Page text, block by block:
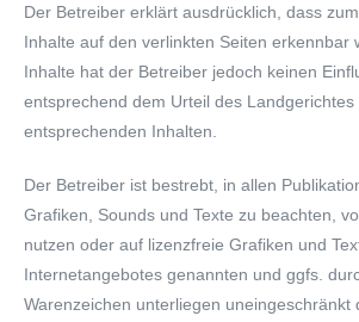
Der Betreiber erklärt ausdrücklich, dass
Inhalte auf den verlinkten Seiten
Inhalte hat der Betreiber jedoch keinen
entsprechend dem Urteil des
entsprechenden Inhalten.
Der Betreiber ist bestrebt, in allen
Grafiken, Sounds und Texte zu beachten,
nutzen oder auf lizenzfreie Grafiken und
Internetangebotes genannten und ggfs.
Warenzeichen unterliegen